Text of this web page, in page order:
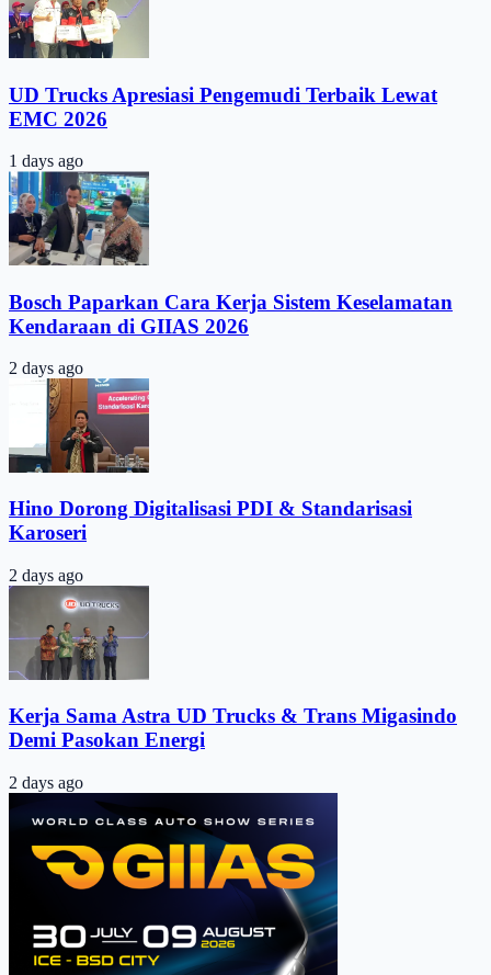
UD Trucks Apresiasi Pengemudi Terbaik Lewat
EMC 2026
1 days ago
Bosch Paparkan Cara Kerja Sistem Keselamatan
Kendaraan di GIIAS 2026
2 days ago
Hino Dorong Digitalisasi PDI & Standarisasi
Karoseri
2 days ago
Kerja Sama Astra UD Trucks & Trans Migasindo
Demi Pasokan Energi
2 days ago